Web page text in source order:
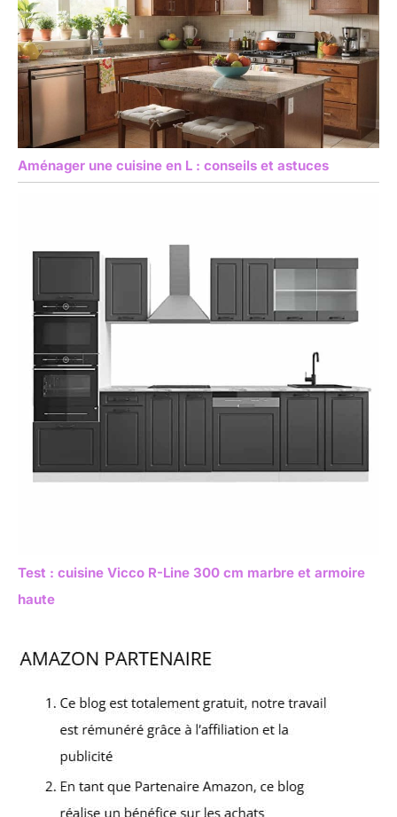
Aménager une cuisine en L : conseils et astuces
Test : cuisine Vicco R-Line 300 cm marbre et armoire
haute